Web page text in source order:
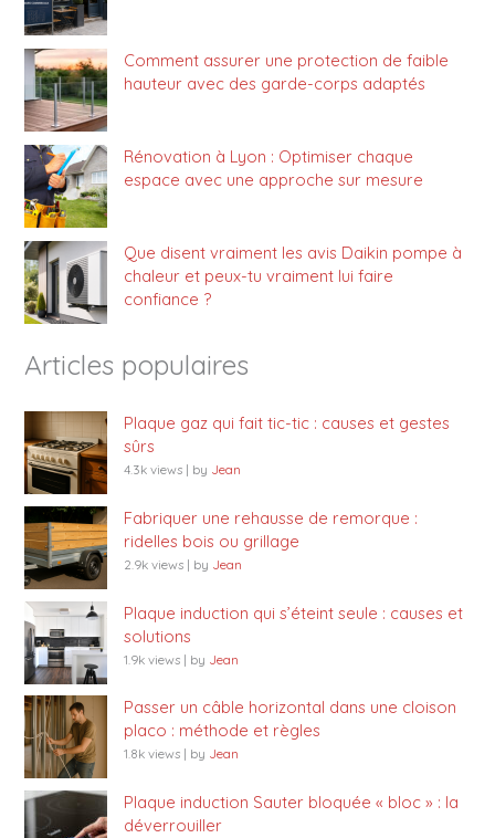
Comment assurer une protection de faible
hauteur avec des garde-corps adaptés
Rénovation à Lyon : Optimiser chaque
espace avec une approche sur mesure
Que disent vraiment les avis Daikin pompe à
chaleur et peux-tu vraiment lui faire
confiance ?
Articles populaires
Plaque gaz qui fait tic-tic : causes et gestes
sûrs
4.3k views | by Jean
Fabriquer une rehausse de remorque :
ridelles bois ou grillage
2.9k views | by Jean
Plaque induction qui s’éteint seule : causes et
solutions
1.9k views | by Jean
Passer un câble horizontal dans une cloison
placo : méthode et règles
1.8k views | by Jean
Plaque induction Sauter bloquée « bloc » : la
déverrouiller